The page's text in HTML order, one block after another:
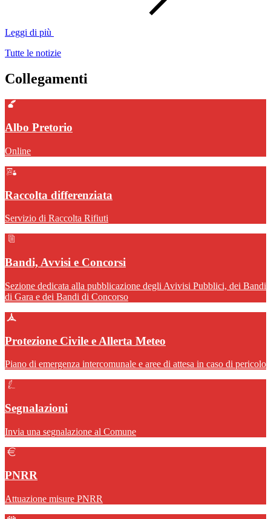
Leggi di più
Tutte le notizie
Collegamenti
Albo Pretorio
Online
Raccolta differenziata
Servizio di Raccolta Rifiuti
Bandi, Avvisi e Concorsi
Sezione dedicata alla pubblicazione degli Avivisi Pubblici, dei Bandi
di Gara e dei Bandi di Concorso
Protezione Civile e Allerta Meteo
Piano di emergenza intercomunale e aree di attesa in caso di pericolo
Segnalazioni
Invia una segnalazione al Comune
PNRR
Attuazione misure PNRR